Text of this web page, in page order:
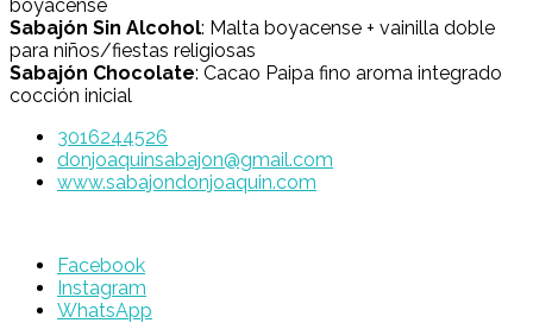
boyacense
Sabajón Sin Alcohol: Malta boyacense + vainilla doble
para niños/fiestas religiosas
Sabajón Chocolate: Cacao Paipa fino aroma integrado
cocción inicial
3016244526
donjoaquinsabajon@gmail.com
www.sabajondonjoaquin.com
Facebook
Instagram
WhatsApp